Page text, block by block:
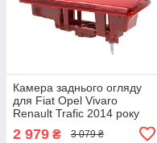
Камера заднього огляду
для Fiat Opel Vivaro
Renault Trafic 2014 року
AHD 720-1080 KA-456-OB
2 979 ₴ 3 079 ₴